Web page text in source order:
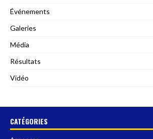
Événements
Galeries
Média
Résultats
Vidéo
CATÉGORIES